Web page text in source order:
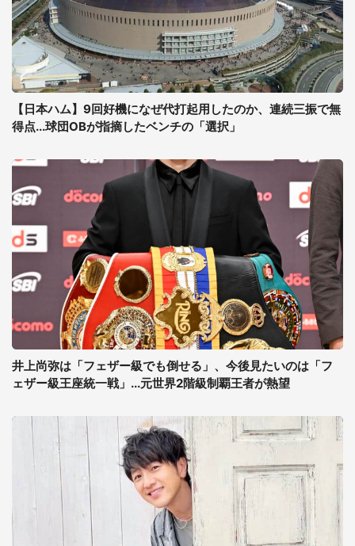
【日本ハム】9回好機になぜ代打起用したのか、連続三振で無
得点...球団OBが指摘したベンチの「選択」
井上尚弥は「フェザー級でも倒せる」、今後見たいのは「フ
ェザー級王座統一戦」...元世界2階級制覇王者が熱望